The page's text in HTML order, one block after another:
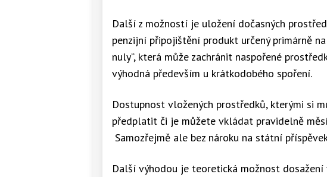
Další z možností je uložení dočasných
penzijní připojištění produkt určený primárně
nuly“, která může zachránit naspořené
výhodná především u krátkodobého spoření.
Dostupnost vložených prostředků, kterými si
předplatit či je můžete vkládat pravidelně
Samozřejmě ale bez nároku na státní
Další výhodou je teoretická možnost